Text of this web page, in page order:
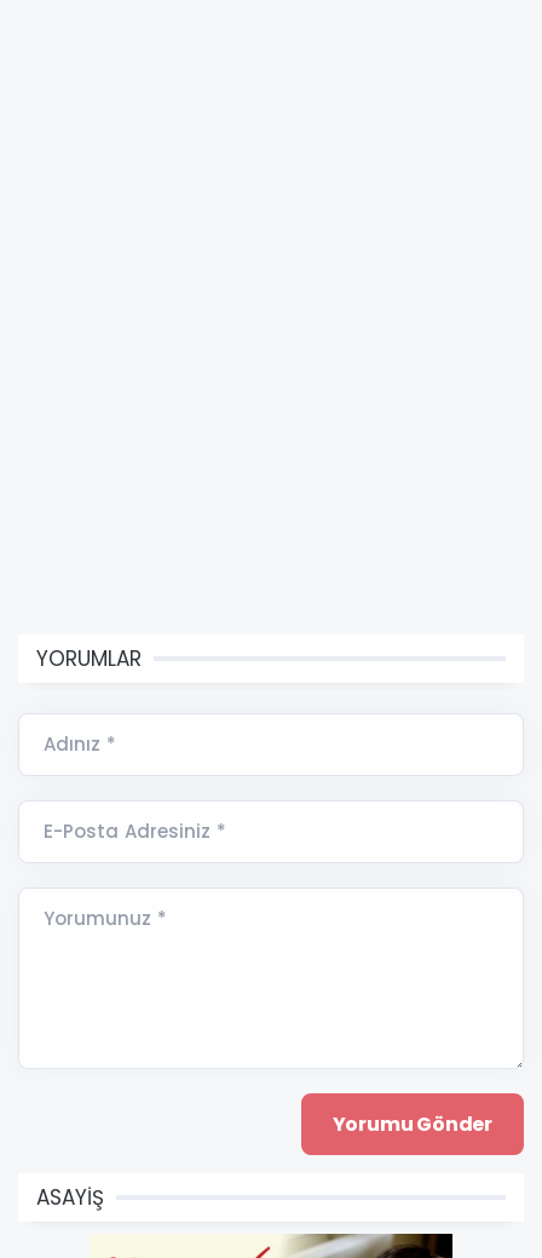
YORUMLAR
Adınız *
E-Posta Adresiniz *
Yorumunuz *
ASAYİŞ